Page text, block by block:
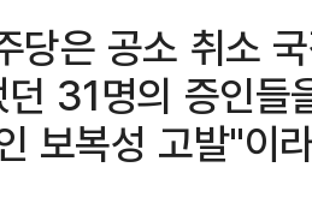
당은 공소 취소
31명의 증인들
보복성 고발"이